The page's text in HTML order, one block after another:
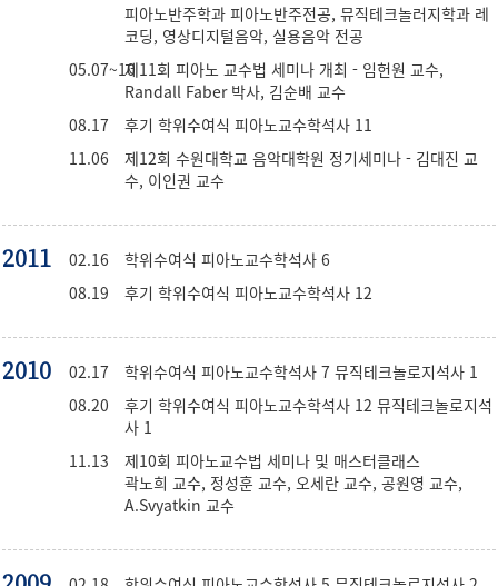
피아노반주학과 피아노반주전공, 뮤직테크놀러지학과 레
코딩, 영상디지털음악, 실용음악 전공
05.07~10제11회 피아노 교수법 세미나 개최 - 임헌원 교수,
Randall Faber 박사, 김순배 교수
08.17
후기 학위수여식 피아노교수학석사 11
11.06
제12회 수원대학교 음악대학원 정기세미나 - 김대진 교
수, 이인권 교수
2011 02.16
학위수여식 피아노교수학석사 6
08.19
후기 학위수여식 피아노교수학석사 12
2010 02.17
학위수여식 피아노교수학석사 7 뮤직테크놀로지석사 1
08.20
후기 학위수여식 피아노교수학석사 12 뮤직테크놀로지석
사 1
11.13
제10회 피아노교수법 세미나 및 매스터클래스
곽노희 교수, 정성훈 교수, 오세란 교수, 공원영 교수,
A.Svyatkin 교수